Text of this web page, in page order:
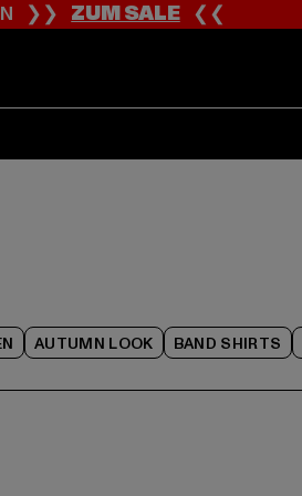
❯❯ZUM SALE❮❮
AUTUMN LOOK BAND SHIRTS